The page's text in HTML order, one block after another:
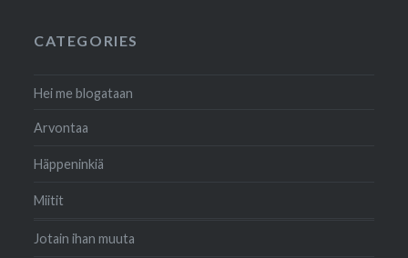
CATEGORIES
Hei me blogataan
Arvontaa
Häppeninkiä
Miitit
Jotain ihan muuta